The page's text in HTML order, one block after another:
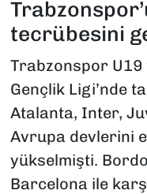
tecrübesini
Trabzonspor U19
Gençlik Ligi’nde
Atalanta, Inter,
Avrupa devlerini
yükselmişti.
Barcelona ile